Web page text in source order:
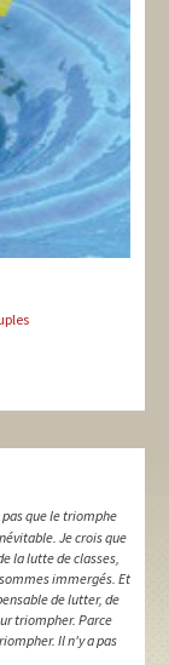
pas que le triomphe
Je crois que
la lutte de classes,
immergés. Et
de lutter, de
triompher. Parce
Il n'y a pas